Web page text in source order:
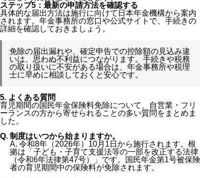
ステップ5：最新の申請方法を確認する
具体的な届出方法は施行に向けて日本年金機構から案内
されます。年金事務所の窓口や公式サイトで、手続きの
詳細を確認しておきましょう。
免除の届出漏れや、確定申告での控除額の見込み違
いは、思わぬ不利益につながります。手続きや税務
の取り扱いに不安がある場合は、年金事務所や税理
士に早めに相談しておくと安心です。
5. よくある質問
育児期間の国民年金保険料免除について、自営業・フリ
ーランスの方から寄せられることの多い質問をまとめま
した。
Q. 制度はいつから始まりますか。
A. 令和8年（2026年）10月1日から施行されます。根
拠は「子ども・子育て支援法等の一部を改正する法律
（令和6年法律第47号）」です。国民年金第1号被保険
者の育児期間中の保険料が免除されます。